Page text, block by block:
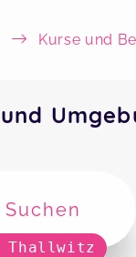
Kurse und
Suchen
Thallwitz